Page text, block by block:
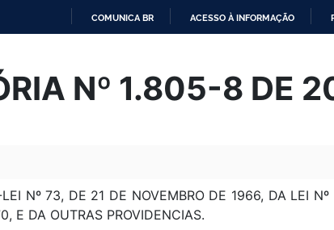
CONTEÚDO
COMUNICA BR ACESSO À INFORMAÇÃO
Nº 1.805-8 DE
LEI Nº 73, DE 21 DE NOVEMBRO DE 1966, DA LEI
E DA OUTRAS PROVIDENCIAS.